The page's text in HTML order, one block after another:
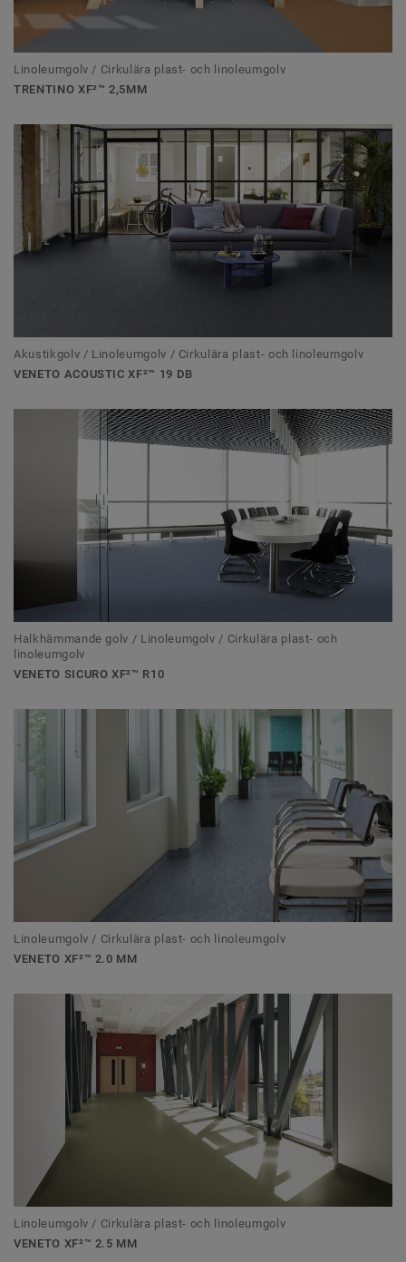
Linoleumgolv / Cirkulära plast- och linoleumgolv
TRENTINO XF²™ 2,5MM
Akustikgolv / Linoleumgolv / Cirkulära plast- och linoleumgolv
VENETO ACOUSTIC XF²™ 19 DB
Halkhämmande golv / Linoleumgolv / Cirkulära plast- och
linoleumgolv
VENETO SICURO XF²™ R10
Linoleumgolv / Cirkulära plast- och linoleumgolv
VENETO XF²™ 2.0 MM
Linoleumgolv / Cirkulära plast- och linoleumgolv
VENETO XF²™ 2.5 MM